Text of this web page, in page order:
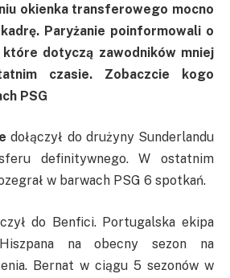
okienka transferowego mocno
Paryżanie poinformowali o
dotyczą zawodników mniej
czasie. Zobaczcie kogo
PSG
dołączył do drużyny Sunderlandu
definitywnego. W ostatnim
w barwach PSG 6 spotkań.
do Benfici. Portugalska ekipa
Hiszpana na obecny sezon na
Bernat w ciągu 5 sezonów w